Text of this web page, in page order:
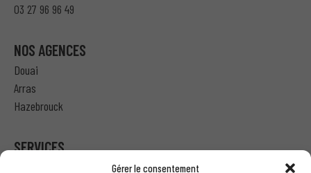
Gérer le consentement
03 27 96 96 49
NOS AGENCES
Douai
Arras
Hazebrouck
SERVICES